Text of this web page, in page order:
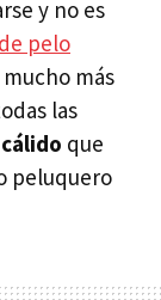
y no es
pelo
más
las
que
peluquero